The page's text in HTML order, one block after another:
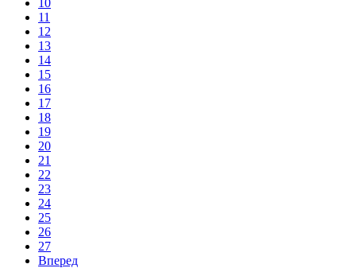
11
12
13
14
15
16
17
18
19
20
21
22
23
24
25
26
27
Вперед